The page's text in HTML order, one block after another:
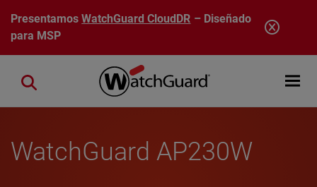
Pasar al contenido principal
PresentamosWatchGuard CloudDR – Diseñado
para MSP
Open
Close search
WatchGuard AP230W